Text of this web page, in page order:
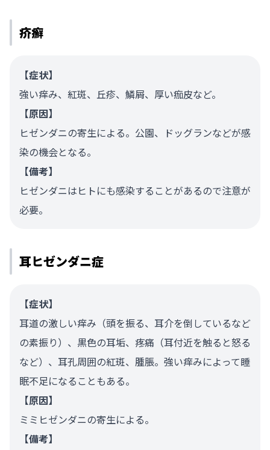
疥癬
【症状】
強い痒み、紅斑、丘疹、鱗屑、厚い痂皮など。
【原因】
ヒゼンダニの寄生による。公園、ドッグランなどが感
染の機会となる。
【備考】
ヒゼンダニはヒトにも感染することがあるので注意が
必要。
耳ヒゼンダニ症
【症状】
耳道の激しい痒み（頭を振る、耳介を倒しているなど
の素振り）、黒色の耳垢、疼痛（耳付近を触ると怒る
など）、耳孔周囲の紅斑、腫脹。強い痒みによって睡
眠不足になることもある。
【原因】
ミミヒゼンダニの寄生による。
【備考】